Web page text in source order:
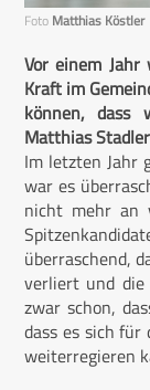
Foto Matthias Köstler
Vor einem
Kraft im
können, dass
Matthias
Im letzten Jahr
war es
nicht mehr an
überraschend,
verliert und die
zwar schon,
dass es sich für
weiterregieren